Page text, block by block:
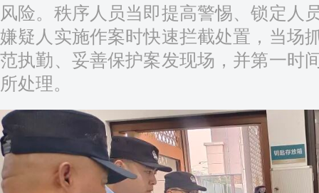
风险。秩序人员当即提高警惕、锁定人
嫌疑人实施作案时快速拦截处置，当场
范执勤、妥善保护案发现场，并第一时
所处理。